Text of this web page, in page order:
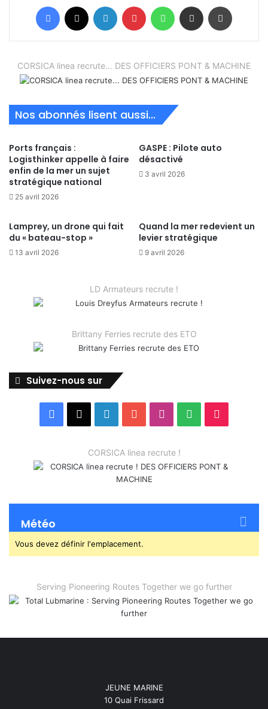
Facebook Linkedin Pinterest WhatsAppPartager par email
CORSICA linea recrute... DES OFFICIERS PONT & MACHINE
Nos abonnés lisent aussi...
Ports français :
Logisthinker appelle à faire
enfin de la mer un sujet
stratégique national
25 avril 2026
GASPE : Pilote auto
désactivé
3 avril 2026
Lamprey, un drone qui fait
du « bateau-stop »
13 avril 2026
Quand la mer redevient un
levier stratégique
9 avril 2026
LD Armateurs recrute !
Brittany Ferries recrute des ETO
Suivez-nous sur
Facebook LinkedinYouTubeInstagram
Spotify
CORSICA linea recrute !
Météo
Vous devez définir l'emplacement.
Serving Pioneering Routes Together we go further
JEUNE MARINE
10 Quai Frissard